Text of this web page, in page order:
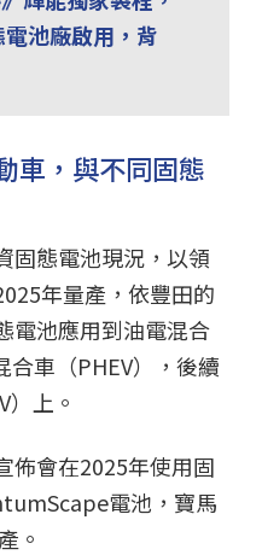
池廠啟用，背
車，與不同固態
固態電池現況，以領
年量產，依豐田的
電池應用到油電混合
合車（PHEV），後續
上。
佈會在2025年使用固
電池，寶馬
。